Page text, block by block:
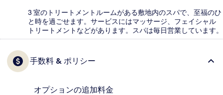
3 室のトリートメントルームがある敷地内のスパで、至福のひ
と時を過ごせます。サービスにはマッサージ、フェイシャル
トリートメントなどがあります。スパは毎日営業しています。
手数料 & ポリシー
オプションの追加料金